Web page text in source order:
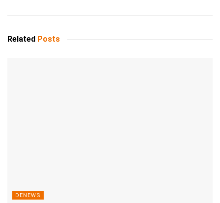
Related Posts
DENEWS